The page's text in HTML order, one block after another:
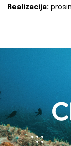
Realizacija: